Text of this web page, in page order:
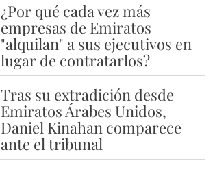
¿Por qué cada vez más
empresas de Emiratos
"alquilan" a sus ejecutivos en
lugar de contratarlos?
Tras su extradición desde
Emiratos Árabes Unidos,
Daniel Kinahan comparece
ante el tribunal